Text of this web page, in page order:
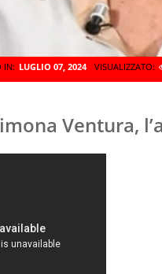
IN: LUGLIO 07, 2024 VISUALIZZATO:
Ventura,